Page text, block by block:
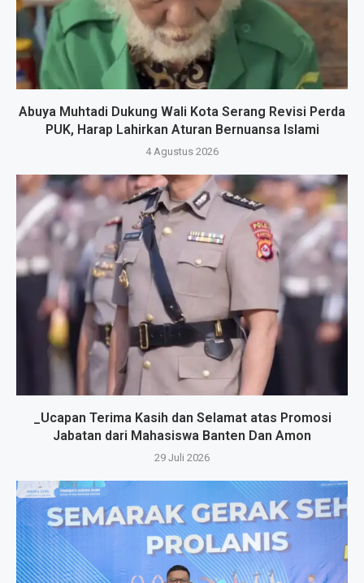
Abuya Muhtadi Dukung Wali Kota Serang Revisi Perda
PUK, Harap Lahirkan Aturan Bernuansa Islami
4 Agustus 2026
_Ucapan Terima Kasih dan Selamat atas Promosi
Jabatan dari Mahasiswa Banten Dan Amon
29 Juli 2026